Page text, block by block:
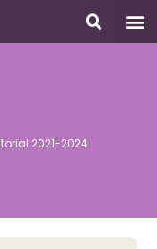
2021-2024